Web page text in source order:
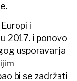
i
2017. i ponovo
usporavanja
bi se zadržati